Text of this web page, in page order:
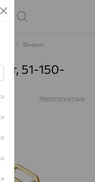
Фианит
51-150-
Написать отзыв